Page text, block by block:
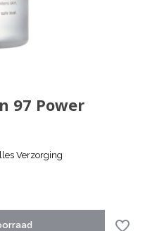
97 Power
Verzorging